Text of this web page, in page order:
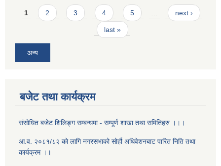
Pages
1 2 3 4 5 … next ›
last »
अन्य
बजेट तथा कार्यक्रम
संसोधित बजेट शिलिङ्ग सम्बन्धमा - सम्पूर्ण शाखा तथा समितिहरु ।।।
आ.व. २०८१/८२ को लागि नगरसभाको सोर्हौ अधिवेशनबाट पारित निति तथा
कार्यक्रम ।।